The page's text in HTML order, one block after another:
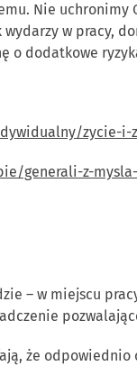
Nie
w pracy,
o dodatkowe
zycie-
generali-z-
– w miejscu
że